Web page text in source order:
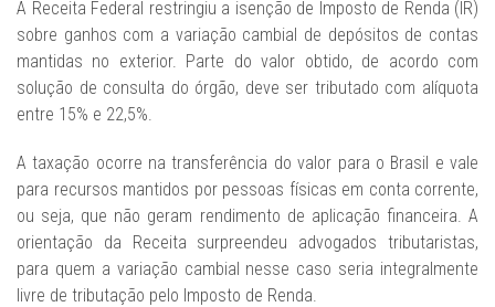
A Receita Federal restringiu a isenção de Imposto de Renda (IR)
sobre ganhos com a variação cambial de depósitos de contas
mantidas no exterior. Parte do valor obtido, de acordo com
solução de consulta do órgão, deve ser tributado com alíquota
entre 15% e 22,5%.
A taxação ocorre na transferência do valor para o Brasil e vale
para recursos mantidos por pessoas físicas em conta corrente,
ou seja, que não geram rendimento de aplicação financeira. A
orientação da Receita surpreendeu advogados tributaristas,
para quem a variação cambial nesse caso seria integralmente
livre de tributação pelo Imposto de Renda.